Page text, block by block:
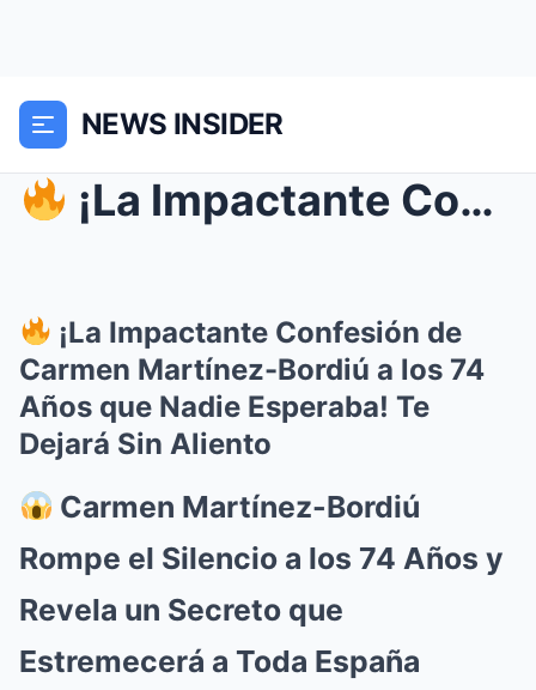
NEWS INSIDER
¡La Impactante Confesión de Carmen Martínez-Bord...
¡La Impactante Confesión de
Carmen Martínez-Bordiú a los 74
Años que Nadie Esperaba! Te
Dejará Sin Aliento
Carmen Martínez-Bordiú
Rompe el Silencio a los 74 Años y
Revela un Secreto que
Estremecerá a Toda España